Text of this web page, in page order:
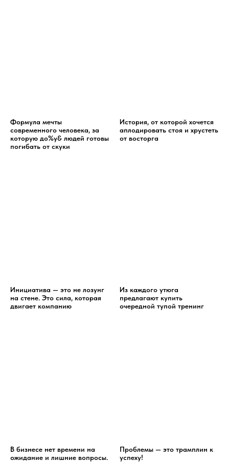
Формула мечты
современного человека, за
которую до%у& людей готовы
погибать от скуки
История, от которой хочется
аплодировать стоя и хрустеть
от восторга
Инициатива — это не лозунг
на стене. Это сила, которая
двигает компанию
Из каждого утюга
предлагают купить
очередной тупой тренинг
В бизнесе нет времени на
ожидание и лишние вопросы.
Проблемы — это трамплин к
успеху!